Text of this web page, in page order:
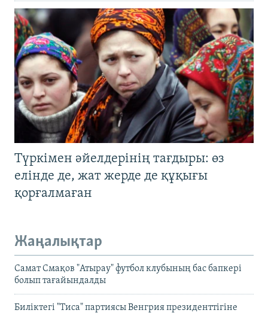
Түркімен әйелдерінің тағдыры: өз
елінде де, жат жерде де құқығы
қорғалмаған
Жаңалықтар
Самат Смақов "Атырау" футбол клубының бас бапкері
болып тағайындалды
Биліктегі "Тиса" партиясы Венгрия президенттігіне